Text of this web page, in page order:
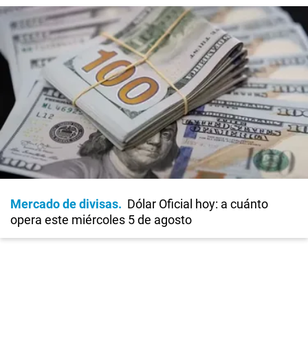
Mercado de divisas
Dólar Oficial hoy: a cuánto
opera este miércoles 5 de agosto